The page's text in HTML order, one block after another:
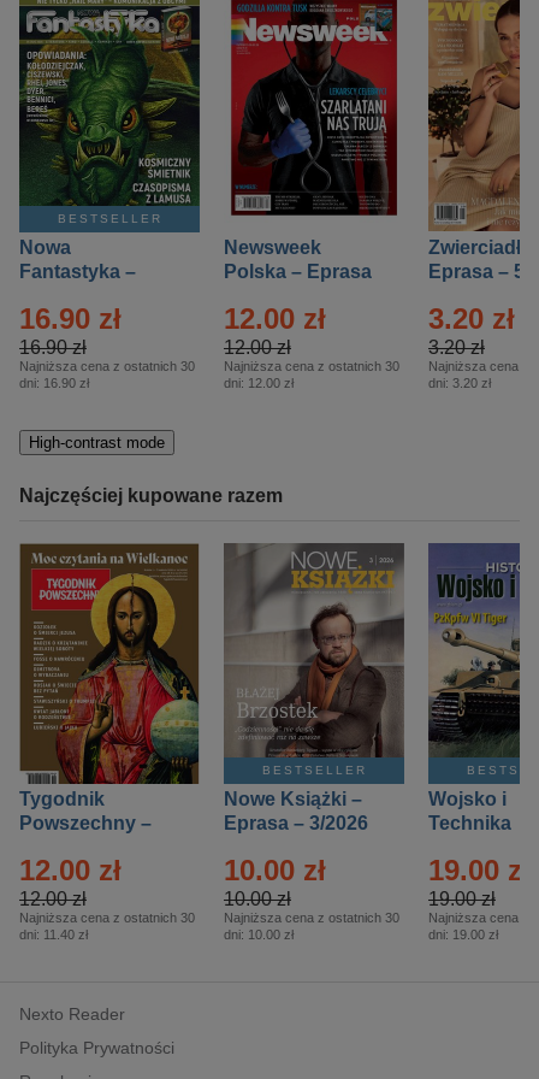
BESTSELLER
Nowa
Fantastyka –
16.90 zł
16.90 zł
Najniższa cena z ostatnich 30
dni: 16.90 zł
Newsweek
Polska – Eprasa
12.00 zł
12.00 zł
Najniższa cena z ostatnich 30
dni: 12.00 zł
Zwierciadło
Eprasa – 5/
3.20 zł
3.20 zł
Najniższa cena z
dni: 3.20 zł
High-contrast mode
Najczęściej kupowane razem
Tygodnik
Powszechny –
12.00 zł
12.00 zł
Najniższa cena z ostatnich 30
dni: 11.40 zł
BESTSELLER
Nowe Książki –
Eprasa – 3/2026
10.00 zł
10.00 zł
Najniższa cena z ostatnich 30
dni: 10.00 zł
Wojsko i
Technika
– 2/2026
19.00 zł
19.00 zł
Najniższa cena z
dni: 19.00 zł
Nexto Reader
Polityka Prywatności